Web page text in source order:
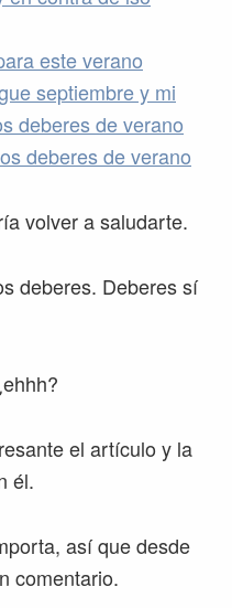
este verano
septiembre y mi
deberes de verano
deberes de verano
volver a saludarte.
deberes. Deberes sí
el artículo y la
él.
así que desde
comentario.